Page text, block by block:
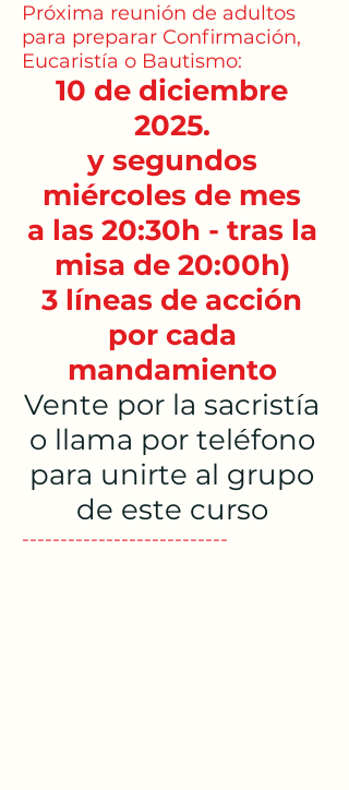
Próxima reunión de adultos
para preparar Confirmación,
Eucaristía o Bautismo:
10 de diciembre
2025.
y segundos
miércoles de mes
a las 20:30h - tras la
misa de 20:00h)
3 líneas de acción
por cada
mandamiento
Vente por la sacristía
o llama por teléfono
para unirte al grupo
de este curso
---------------------------